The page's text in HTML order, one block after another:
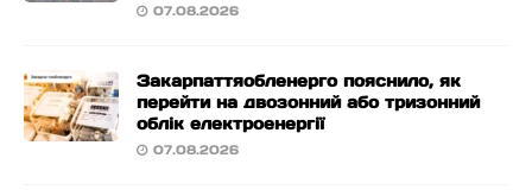
07.08.2026
Закарпаттяобленерго пояснило, як
перейти на двозонний або тризонний
облік електроенергії
07.08.2026